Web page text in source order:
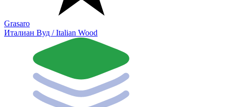
Grasaro
Италиан Вуд / Italian Wood